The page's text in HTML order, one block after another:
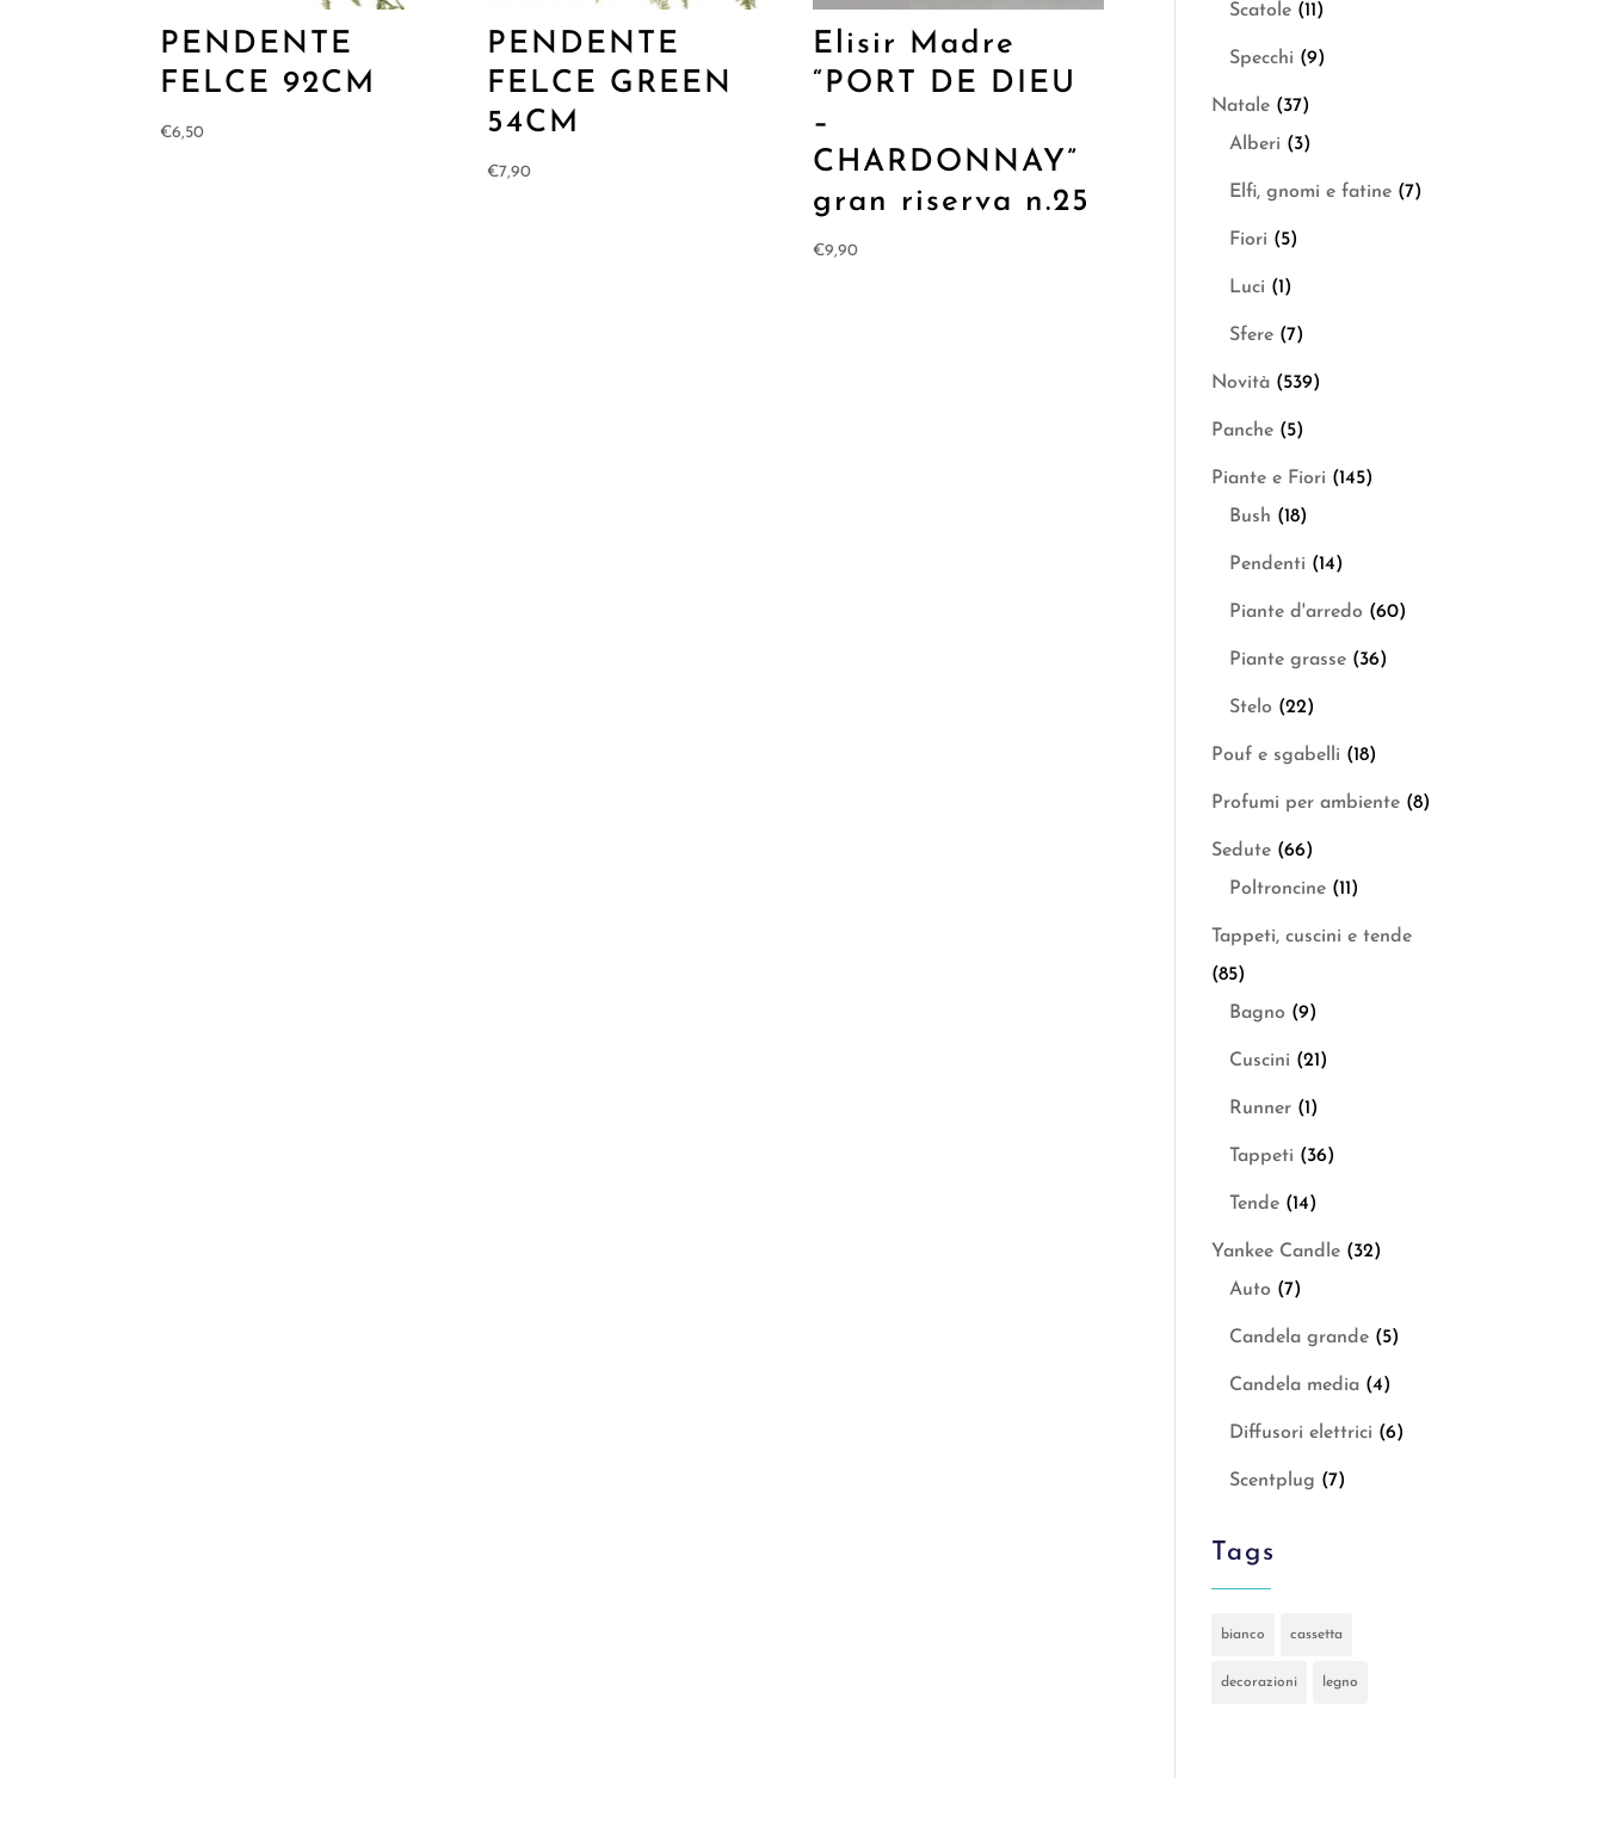
PENDENTE
FELCE 92CM
€6,50
PENDENTE
FELCE GREEN
54CM
€7,90
Elisir Madre
“PORT DE DIEU
–
CHARDONNAY”
gran riserva n.25
€9,90
Scatole (11)
Specchi (9)
Natale (37)
Alberi (3)
Elfi, gnomi e fatine (7)
Fiori (5)
Luci (1)
Sfere (7)
Novità (539)
Panche (5)
Piante e Fiori (145)
Bush (18)
Pendenti (14)
Piante d'arredo (60)
Piante grasse (36)
Stelo (22)
Pouf e sgabelli (18)
Profumi per ambiente (8)
Sedute (66)
Poltroncine (11)
Tappeti, cuscini e tende
(85)
Bagno (9)
Cuscini (21)
Runner (1)
Tappeti (36)
Tende (14)
Yankee Candle (32)
Auto (7)
Candela grande (5)
Candela media (4)
Diffusori elettrici (6)
Scentplug (7)
Tags
bianco cassetta
decorazioni legno